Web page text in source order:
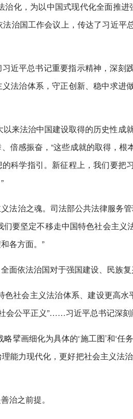
治化，为以中国式现代化全面推
治国工作会议上，传达了习近
近平总书记重要指示精神，深
法治体系，守正创新、稳中求进
以来法治中国建设取得的历史性成
倍感振奋，“这些成就的取得，
科学指引。新征程上，我们要把
法治之魂。司法部公共法律服务
们要坚定不移走中国特色社会主
各方面。”
面依法治国对于强国建设、民族复
色社会主义法治体系、建设更高
会公平正义”……习近平总书记深
擘画细化为具体的‘施工图’和‘
能力现代化，更好把社会主义法
治之前提。